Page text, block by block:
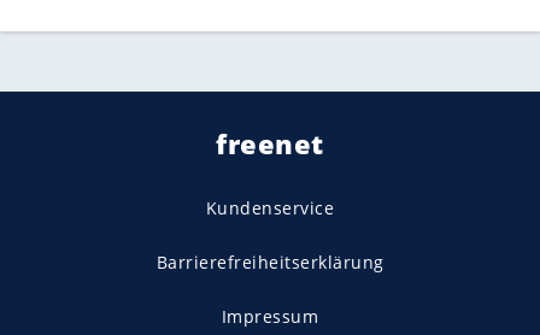
freenet
Kundenservice
Barrierefreiheitserklärung
Impressum